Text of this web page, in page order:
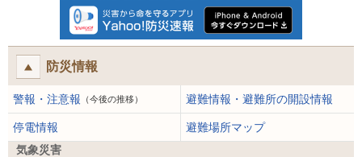
防災情報
警報・注意報 （今後の推移） 避難情報・避難所の開設情報
停電情報
避難場所マップ
気象災害